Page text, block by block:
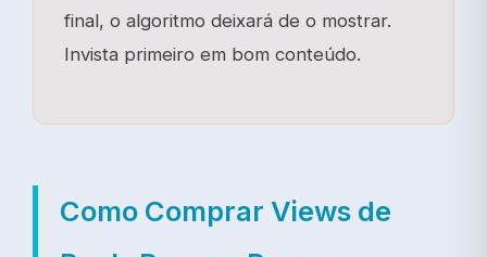
final, o algoritmo deixará de o mostrar.
Invista primeiro em bom conteúdo.
Como Comprar Views de